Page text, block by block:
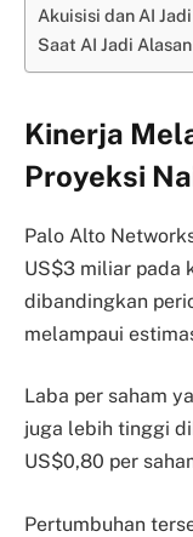
Akuisisi dan AI
Saat AI Jadi
Kinerja
Proyeksi
Palo Alto
US$3 miliar pada
dibandingkan
melampaui
Laba per saham
juga lebih tinggi
US$0,80 per
Pertumbuhan